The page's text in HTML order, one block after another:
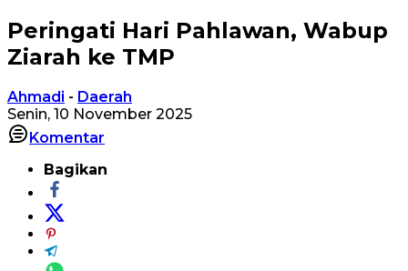
Peringati Hari Pahlawan, Wabup
Ziarah ke TMP
Ahmadi - Daerah
Senin, 10 November 2025
Komentar
Bagikan